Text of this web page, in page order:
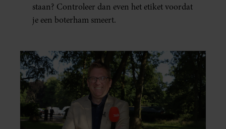
staan? Controleer dan even het etiket voordat
je een boterham smeert.